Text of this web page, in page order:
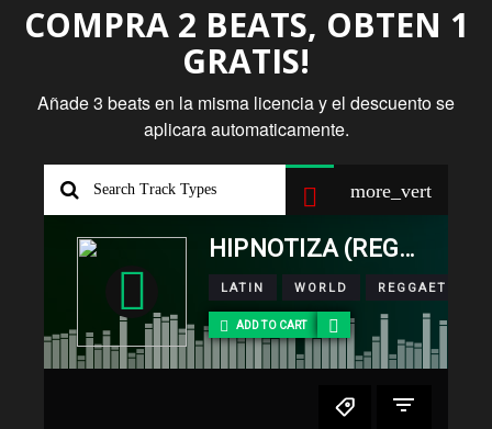
COMPRA 2 BEATS, OBTEN 1
GRATIS!
Añade 3 beats en la misma licencia y el descuento se
aplicara automaticamente.